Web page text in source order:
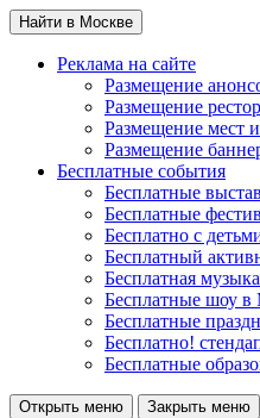
Найти в Москве
Реклама на сайте
Размещение
Размещение
Размещение мест
Размещение
Бесплатные события
Бесплатные
Бесплатные
Бесплатно с
Бесплатный
Бесплатная
Бесплатные шоу в
Бесплатные
Бесплатно!
Бесплатные
Открыть меню Закрыть меню